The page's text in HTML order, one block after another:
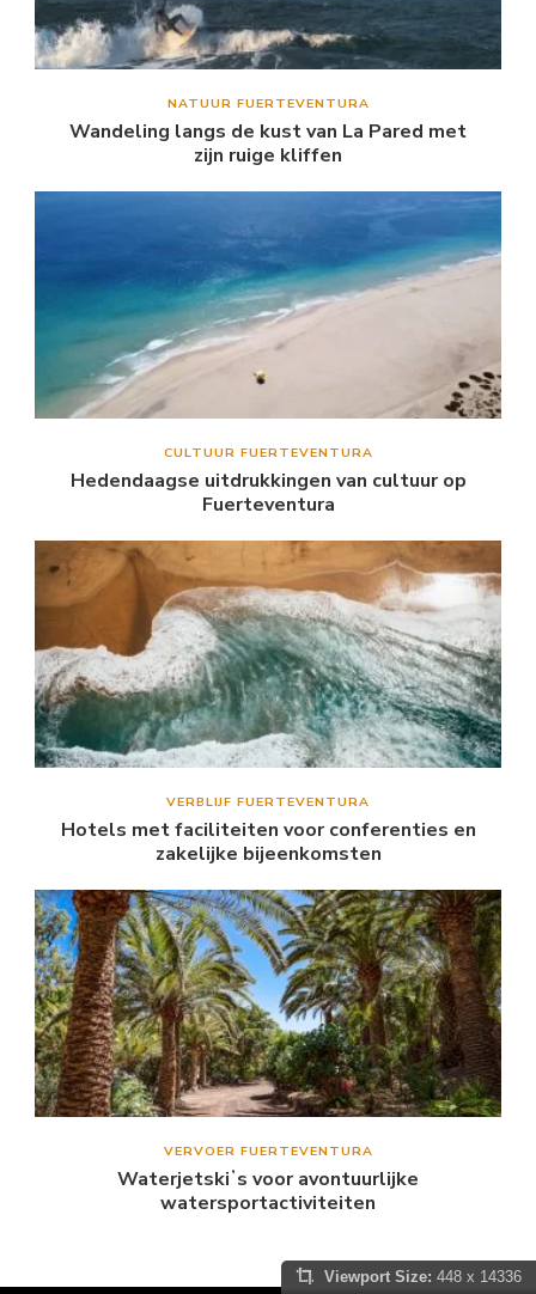
NATUUR FUERTEVENTURA
Wandeling langs de kust van La Pared met
zijn ruige kliffen
CULTUUR FUERTEVENTURA
Hedendaagse uitdrukkingen van cultuur op
Fuerteventura
VERBLIJF FUERTEVENTURA
Hotels met faciliteiten voor conferenties en
zakelijke bijeenkomsten
VERVOER FUERTEVENTURA
Waterjetskiʼs voor avontuurlijke
watersportactiviteiten
Viewport Size: 448 x 14336